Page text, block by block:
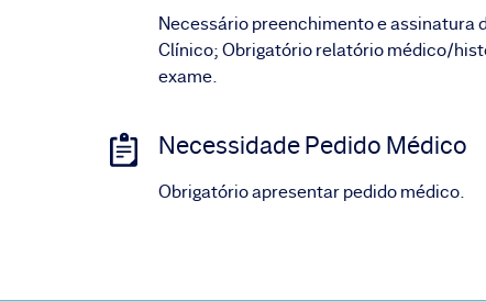
Necessário preenchimento e assinatura
Clínico; Obrigatório relatório médico/
exame.
Necessidade Pedido Médico
Obrigatório apresentar pedido médico.